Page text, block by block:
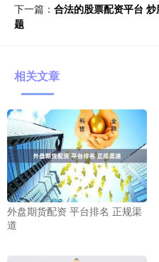
下一篇： 合法的股票配资平台
题
相关文章
外盘期货配资 平台排名 正规渠
道